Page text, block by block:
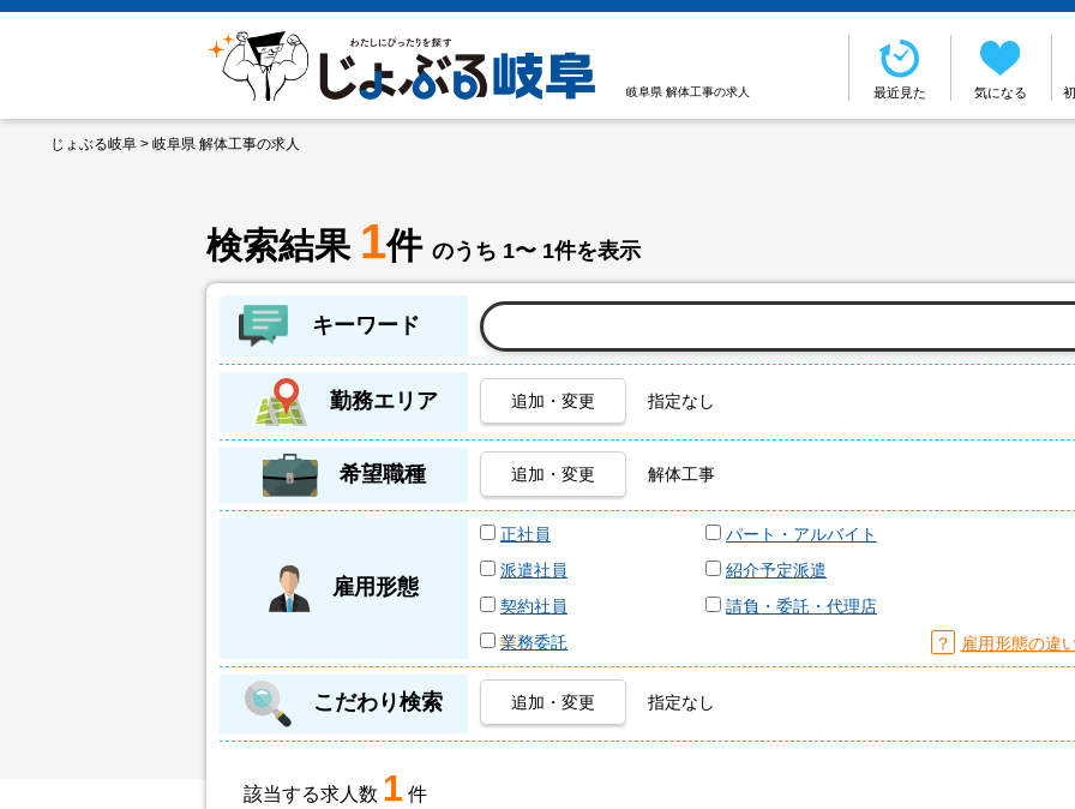
岐阜県 解体工事の求人 最近見た 気になる
じょぶる岐阜 > 岐阜県 解体工事の求人
検索結果 1件 のうち 1〜 1件を表示
キーワード
勤務エリア 追加・変更 指定なし
希望職種 追加・変更 解体工事
雇用形態
正社員
パート・アルバイト
派遣社員
紹介予定派遣
契約社員
請負・委託・代理店
業務委託
？ 雇用形態の違
こだわり検索 追加・変更 指定なし
該当する求人数 1 件